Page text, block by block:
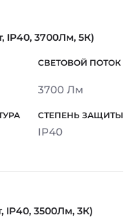
IP40, 3700Лм, 5К)
3700 Лм
IP40
IP40, 3500Лм, 3К)